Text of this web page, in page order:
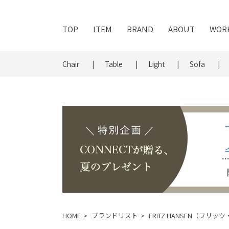
TOP ITEM BRAND ABOUT
Chair Table Light Sofa
HOME ブランドリスト FRITZ HANSEN（フリッ